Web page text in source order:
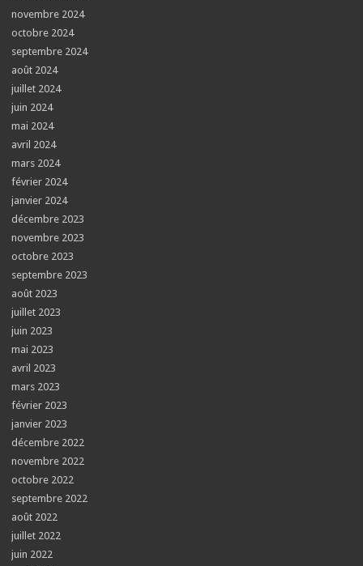
novembre 2024
octobre 2024
septembre 2024
août 2024
juillet 2024
juin 2024
mai 2024
avril 2024
mars 2024
février 2024
janvier 2024
décembre 2023
novembre 2023
octobre 2023
septembre 2023
août 2023
juillet 2023
juin 2023
mai 2023
avril 2023
mars 2023
février 2023
janvier 2023
décembre 2022
novembre 2022
octobre 2022
septembre 2022
août 2022
juillet 2022
juin 2022